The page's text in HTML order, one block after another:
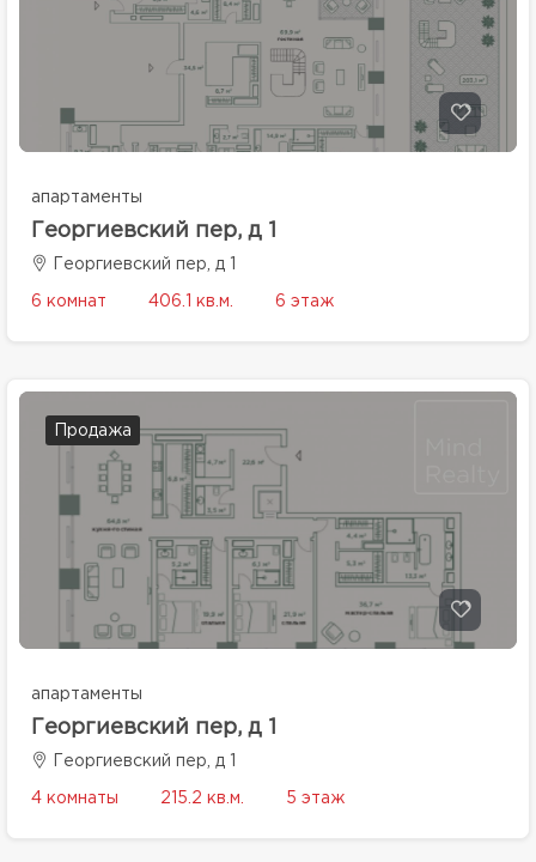
апартаменты
Георгиевский пер, д 1
Георгиевский пер, д 1
6 комнат 406.1 кв.м. 6 этаж
Продажа
апартаменты
Георгиевский пер, д 1
Георгиевский пер, д 1
4 комнаты 215.2 кв.м. 5 этаж